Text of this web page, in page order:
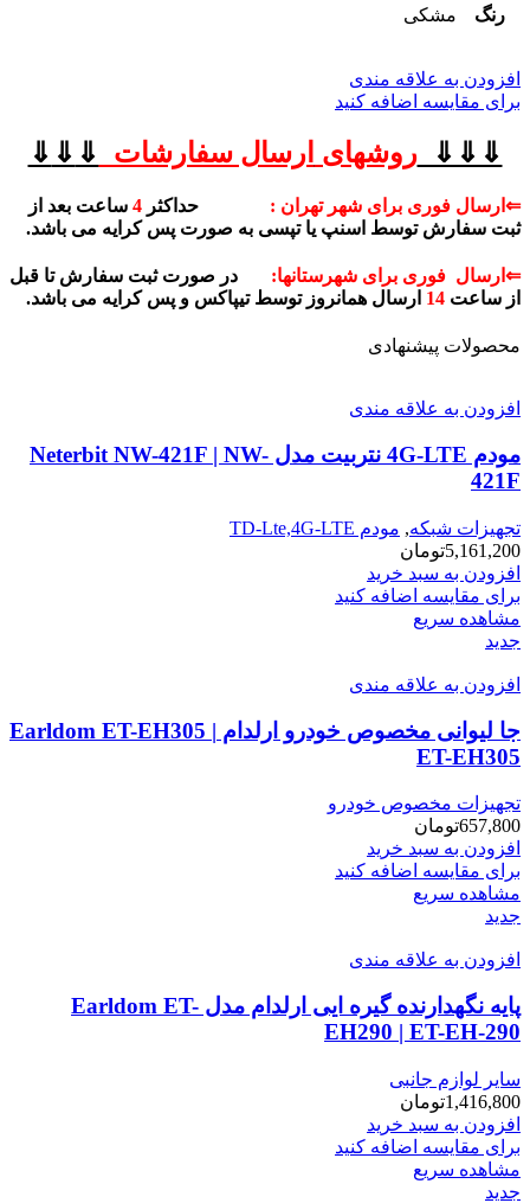
رنگ مشکی
افزودن به علاقه مندی
برای مقایسه اضافه کنید
⇓⇓⇓روشهای ارسال سفارشات ⇓
⇓
⇓
⇐ارسال فوری برای شهر تهران : حداکثر 4 ساعت بعد از
ثبت سفارش توسط اسنپ یا تپسی به صورت پس کرایه می باشد.
⇐ارسال فوری برای شهرستانها: در صورت ثبت سفارش تا قبل
از ساعت 14 ارسال همانروز توسط تیپاکس و پس کرایه می باشد.
محصولات پیشنهادی
افزودن به علاقه مندی
مودم 4G-LTE نتربیت مدل Neterbit NW-421F | NW-
421F
تجهیزات شبکه, مودم TD-Lte,4G-LTE
5,161,200تومان
افزودن به سبد خرید
برای مقایسه اضافه کنید
مشاهده سریع
جدید
افزودن به علاقه مندی
جا لیوانی مخصوص خودرو ارلدام Earldom ET-EH305 |
ET-EH305
تجهیزات مخصوص خودرو
657,800تومان
افزودن به سبد خرید
برای مقایسه اضافه کنید
مشاهده سریع
جدید
افزودن به علاقه مندی
پایه نگهدارنده گیره ایی ارلدام مدل Earldom ET-
EH290 | ET-EH-290
سایر لوازم جانبی
1,416,800تومان
افزودن به سبد خرید
برای مقایسه اضافه کنید
مشاهده سریع
جدید